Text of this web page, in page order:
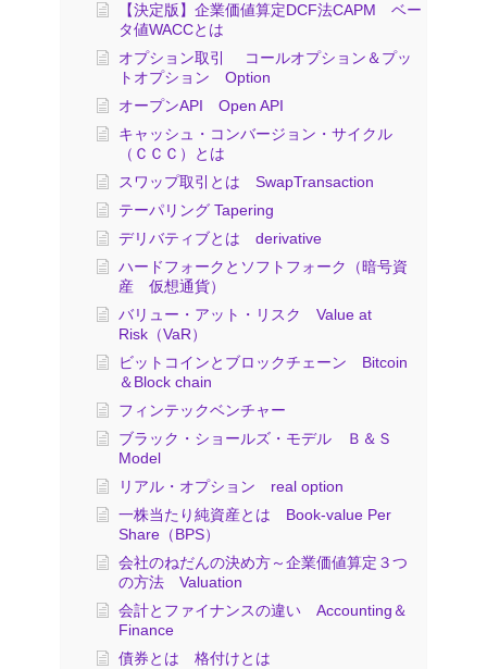
【決定版】企業価値算定DCF法CAPM ベー
タ値WACCとは
オプション取引 コールオプション＆プッ
トオプション Option
オープンAPI Open API
キャッシュ・コンバージョン・サイクル
（ＣＣＣ）とは
スワップ取引とは SwapTransaction
テーパリング Tapering
デリバティブとは derivative
ハードフォークとソフトフォーク（暗号資
産 仮想通貨）
バリュー・アット・リスク Value at
Risk（VaR）
ビットコインとブロックチェーン Bitcoin
＆Block chain
フィンテックベンチャー
ブラック・ショールズ・モデル Ｂ＆Ｓ
Model
リアル・オプション real option
一株当たり純資産とは Book-value Per
Share（BPS）
会社のねだんの決め方～企業価値算定３つ
の方法 Valuation
会計とファイナンスの違い Accounting＆
Finance
債券とは 格付けとは